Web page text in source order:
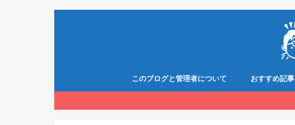
このブログと管理者について おすすめ記事